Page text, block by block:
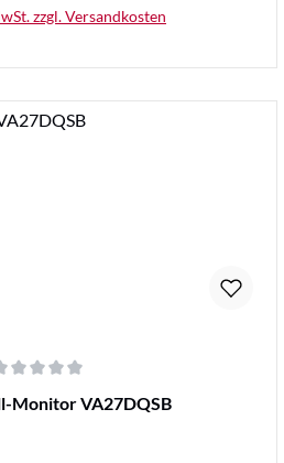
zzgl. Versandkosten
von 0 von 5 Sternen
Monitor VA27DQSB